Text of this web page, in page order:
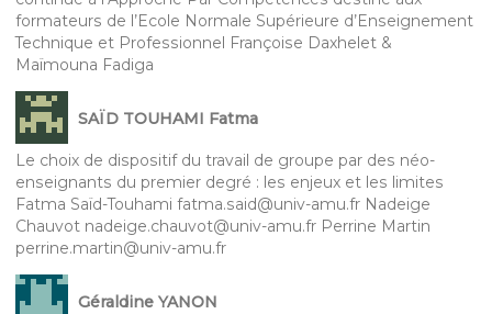
formateurs de l’Ecole Normale Supérieure d’Enseignement
Technique et Professionnel Françoise Daxhelet &
Maïmouna Fadiga
SAÏD TOUHAMI Fatma
Le choix de dispositif du travail de groupe par des néo-
enseignants du premier degré : les enjeux et les limites
Fatma Saïd-Touhami fatma.said@univ-amu.fr Nadeige
Chauvot nadeige.chauvot@univ-amu.fr Perrine Martin
perrine.martin@univ-amu.fr
Géraldine YANON